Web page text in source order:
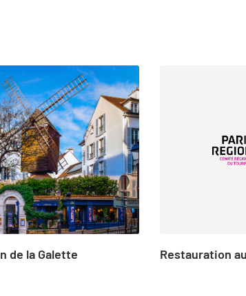
de la Galette Restauration